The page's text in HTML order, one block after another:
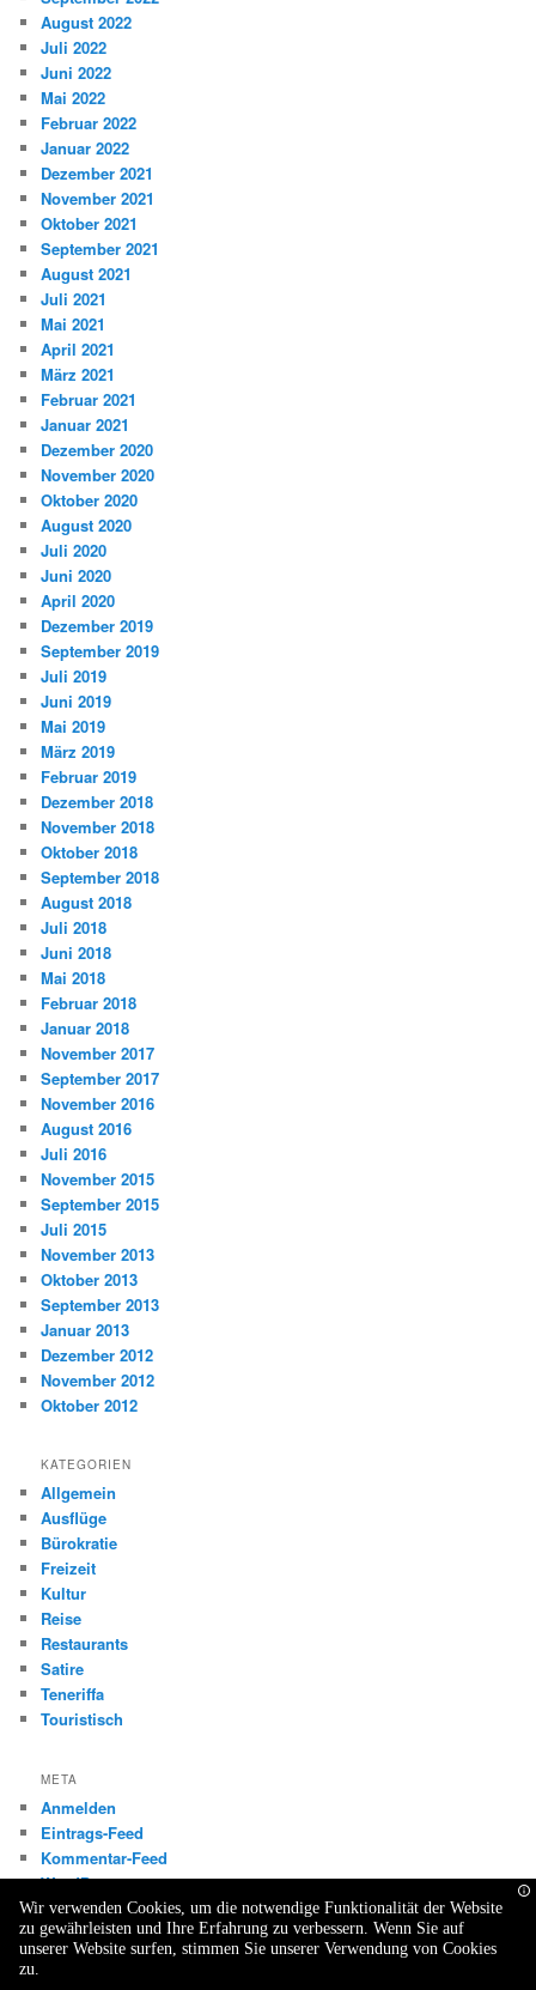
August 2022
Juli 2022
Juni 2022
Mai 2022
Februar 2022
Januar 2022
Dezember 2021
November 2021
Oktober 2021
September 2021
August 2021
Juli 2021
Mai 2021
April 2021
März 2021
Februar 2021
Januar 2021
Dezember 2020
November 2020
Oktober 2020
August 2020
Juli 2020
Juni 2020
April 2020
Dezember 2019
September 2019
Juli 2019
Juni 2019
Mai 2019
März 2019
Februar 2019
Dezember 2018
November 2018
Oktober 2018
September 2018
August 2018
Juli 2018
Juni 2018
Mai 2018
Februar 2018
Januar 2018
November 2017
September 2017
November 2016
August 2016
Juli 2016
November 2015
September 2015
Juli 2015
November 2013
Oktober 2013
September 2013
Januar 2013
Dezember 2012
November 2012
Oktober 2012
KATEGORIEN
Allgemein
Ausflüge
Bürokratie
Freizeit
Kultur
Reise
Restaurants
Satire
Teneriffa
Touristisch
META
Anmelden
Eintrags-Feed
Kommentar-Feed
WordPress.org
Wir verwenden Cookies, um die notwendige Funktionalität der Website
zu gewährleisten und Ihre Erfahrung zu verbessern. Wenn Sie auf
unserer Website surfen, stimmen Sie unserer Verwendung von Cookies
zu.